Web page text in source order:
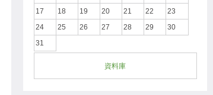
17
18 19 20 21 22
23
24
25 26 27 28 29
30
31
資料庫